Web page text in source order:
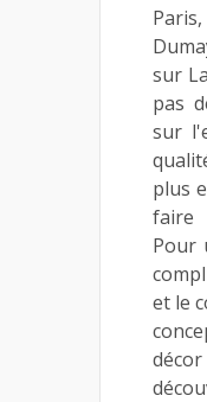
sur
pas
sur
plus
faire
Pour
et le